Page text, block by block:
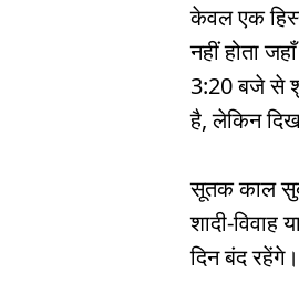
केवल एक
नहीं होता
3:20 बजे से
है, लेकिन
सूतक काल
शादी-
दिन बंद